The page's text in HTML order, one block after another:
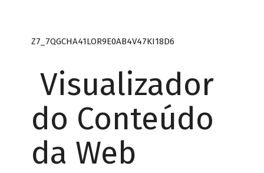
Z7_7QGCHA41LOR9E0AB4V47KI18D6
Visualizador
do Conteúdo
da Web